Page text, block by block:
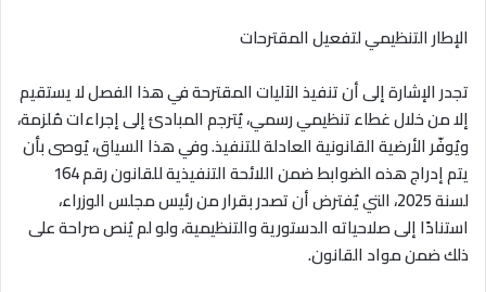
الإطار التنظيمي لتفعيل المقترحات
تجدر الإشارة إلى أن تنفيذ الآليات المقترحة في هذا الفصل لا يستقيم
إلا من خلال غطاء تنظيمي رسمي، يُترجم المبادئ إلى إجراءات مُلزمة،
ويُوفّر الأرضية القانونية العادلة للتنفيذ. وفي هذا السياق، يُوصى بأن
يتم إدراج هذه الضوابط ضمن اللائحة التنفيذية للقانون رقم 164
لسنة 2025، التي يُفترض أن تصدر بقرار من رئيس مجلس الوزراء،
استنادًا إلى صلاحياته الدستورية والتنظيمية، ولو لم يُنص صراحة على
ذلك ضمن مواد القانون.